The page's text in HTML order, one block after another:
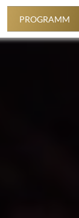
PROGRAMM